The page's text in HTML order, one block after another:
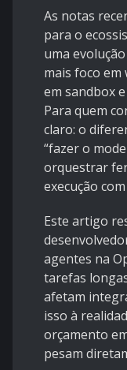
As notas
para o
uma
mais foco em
em sandbox
Para quem
claro: o
“fazer o
orquestrar
execução
Este artigo
agentes na
tarefas
afetam
isso à
orçamento
pesam